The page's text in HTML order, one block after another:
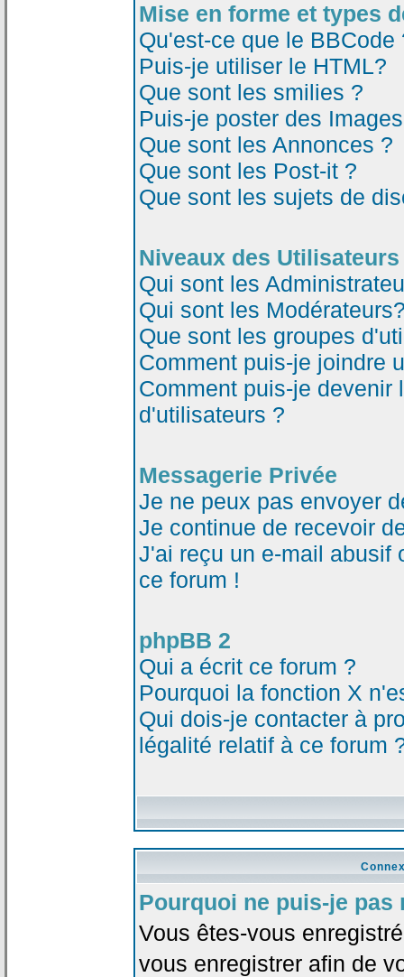
Mise en forme et types
Qu'est-ce que le BBCode
Puis-je utiliser le HTML?
Que sont les smilies ?
Puis-je poster des
Que sont les Annonces ?
Que sont les Post-it ?
Que sont les sujets de
Niveaux des
Qui sont les
Qui sont les
Que sont les groupes
Comment puis-je joindre
Comment puis-je devenir
d'utilisateurs ?
Messagerie Privée
Je ne peux pas envoyer
Je continue de recevoir
J'ai reçu un e-mail abusif
ce forum !
phpBB 2
Qui a écrit ce forum ?
Pourquoi la fonction X
Qui dois-je contacter à
légalité relatif à ce forum
Pourquoi ne puis-je pas
Vous êtes-vous
vous enregistrer afin de